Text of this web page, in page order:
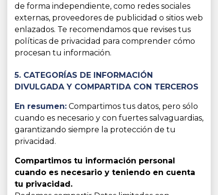
de forma independiente, como redes sociales
externas, proveedores de publicidad o sitios web
enlazados. Te recomendamos que revises tus
políticas de privacidad para comprender cómo
procesan tu información.
5. CATEGORÍAS DE INFORMACIÓN
DIVULGADA Y COMPARTIDA CON TERCEROS
En resumen: Compartimos tus datos, pero sólo
cuando es necesario y con fuertes salvaguardias,
garantizando siempre la protección de tu
privacidad.
Compartimos tu información personal
cuando es necesario y teniendo en cuenta
tu privacidad.